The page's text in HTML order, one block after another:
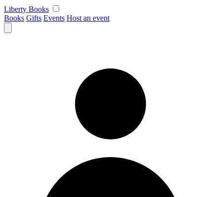
Skip
to
content
Liberty Books
Books Gifts Events Host an event